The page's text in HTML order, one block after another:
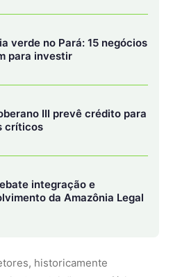
historicamente
de poluição atmosférica e
ambiental chinesa. Ao
a limites claros de emissões e
do carbono, o Estado cria
de tecnologias mais
para um sistema
A mensagem é clara: poluir